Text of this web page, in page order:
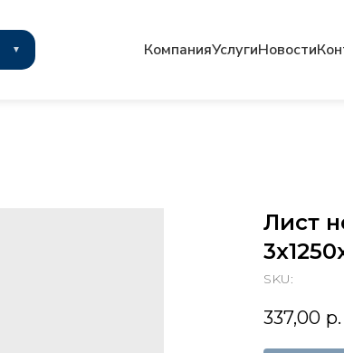
КомпанияУслугиНовости
Лист
SKU:
337,00 р.